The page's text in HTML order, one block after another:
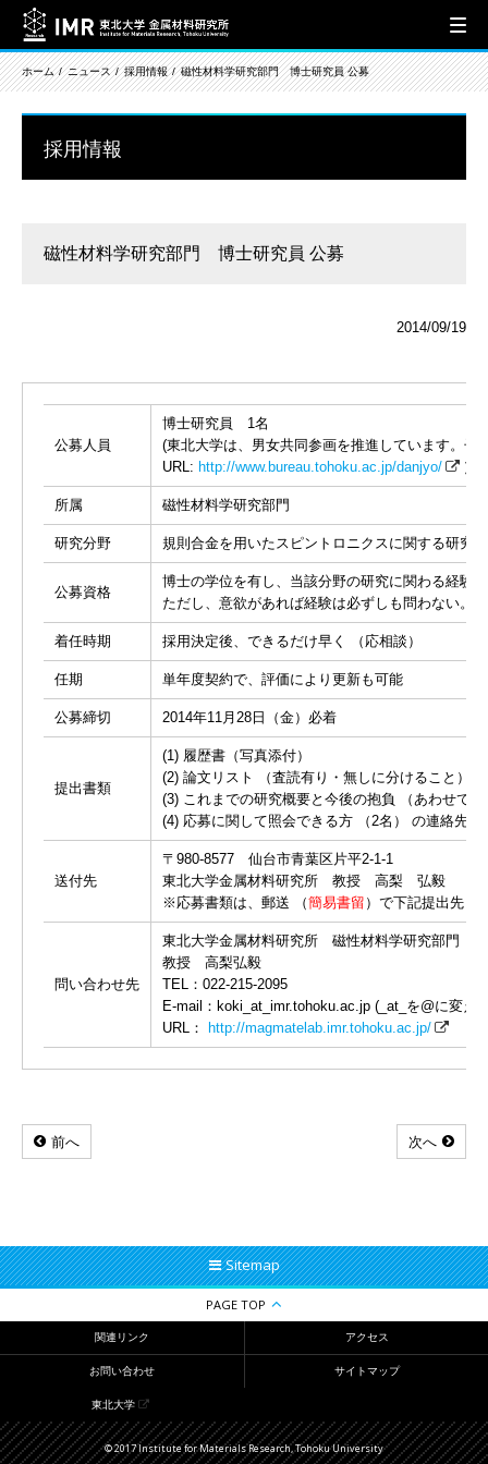
ホーム ニュース 採用情報 磁性材料学研究部門 博士研究員 公募
採用情報
磁性材料学研究部門 博士研究員 公募
2014/09/19
公募人員
博士研究員 1名
(東北大学は、男女共同参画を推進しています。
URL: http://www.bureau.tohoku.ac.jp/danjyo/ ）
所属 磁性材料学研究部門
研究分野 規則合金を用いたスピントロニクスに関する研究
公募資格
博士の学位を有し、当該分野の研究に関わる経験
ただし、意欲があれば経験は必ずしも問わない。
着任時期 採用決定後、できるだけ早く （応相談）
任期 単年度契約で、評価により更新も可能
公募締切 2014年11月28日（金）必着
提出書類
(1) 履歴書（写真添付）
(2) 論文リスト （査読有り・無しに分けること）
(3) これまでの研究概要と今後の抱負 （あわせて
(4) 応募に関して照会できる方 （2名） の連絡先
送付先
〒980-8577 仙台市青葉区片平2-1-1
東北大学金属材料研究所 教授 高梨 弘毅
※応募書類は、郵送 （簡易書留 ）で下記提出先ま
問い合わせ先
東北大学金属材料研究所 磁性材料学研究部門
教授 高梨弘毅
TEL：022-215-2095
E-mail：koki_at_imr.tohoku.ac.jp (_at_を@に変え
URL：
http://magmatelab.imr.tohoku.ac.jp/
前へ 次へ
Sitemap
PAGE TOP
関連リンク アクセス
お問い合わせ サイトマップ
東北大学
© 2017 Institute for Materials Research, Tohoku University